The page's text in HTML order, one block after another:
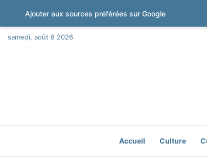
samedi, août 8 2026
Accueil Culture
Ajouter aux sources préférées sur Google